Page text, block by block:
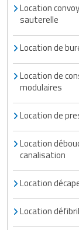
Location
sauterelle
Location de
Location de
modulaires
Location de
Location
canalisation
Location
Location